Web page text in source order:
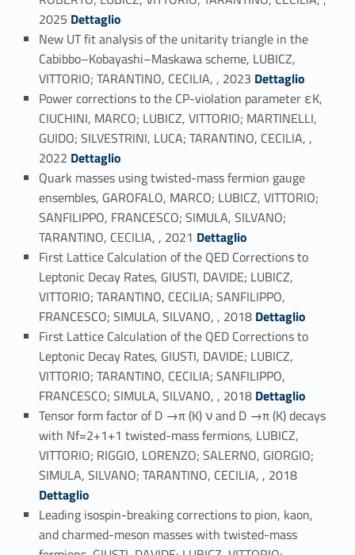
2025 Link identifier #identifier_person_12520-1Dettaglio
New UT fit analysis of the unitarity triangle in the
Cabibbo–Kobayashi–Maskawa scheme, LUBICZ,
VITTORIO; TARANTINO, CECILIA, , 2023 Link identifier #identifier_person_128161-2Dettaglio
Power corrections to the CP-violation parameter εK,
CIUCHINI, MARCO; LUBICZ, VITTORIO; MARTINELLI,
GUIDO; SILVESTRINI, LUCA; TARANTINO, CECILIA, ,
2022 Link identifier #identifier_person_79448-3Dettaglio
Quark masses using twisted-mass fermion gauge
ensembles, GAROFALO, MARCO; LUBICZ, VITTORIO;
SANFILIPPO, FRANCESCO; SIMULA, SILVANO;
TARANTINO, CECILIA, , 2021 Link identifier #identifier_person_155266-4Dettaglio
First Lattice Calculation of the QED Corrections to
Leptonic Decay Rates, GIUSTI, DAVIDE; LUBICZ,
VITTORIO; TARANTINO, CECILIA; SANFILIPPO,
FRANCESCO; SIMULA, SILVANO, , 2018 Link identifier #identifier_person_51446-5Dettaglio
First Lattice Calculation of the QED Corrections to
Leptonic Decay Rates, GIUSTI, DAVIDE; LUBICZ,
VITTORIO; TARANTINO, CECILIA; SANFILIPPO,
FRANCESCO; SIMULA, SILVANO, , 2018 Link identifier #identifier_person_91093-6Dettaglio
Tensor form factor of D →π (K) ν and D →π (K) decays
with Nf=2+1+1 twisted-mass fermions, LUBICZ,
VITTORIO; RIGGIO, LORENZO; SALERNO, GIORGIO;
SIMULA, SILVANO; TARANTINO, CECILIA, , 2018
Dettaglio
Leading isospin-breaking corrections to pion, kaon,
and charmed-meson masses with twisted-mass